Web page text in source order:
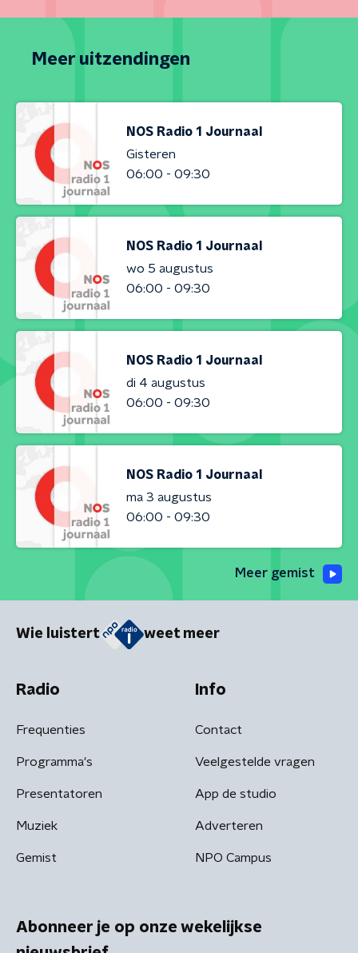
Meer uitzendingen
NOS Radio 1 Journaal
Gisteren
06:00 - 09:30
NOS Radio 1 Journaal
wo 5 augustus
06:00 - 09:30
NOS Radio 1 Journaal
di 4 augustus
06:00 - 09:30
NOS Radio 1 Journaal
ma 3 augustus
06:00 - 09:30
Meer gemist
Wie luistert weet meer
Radio
Frequenties
Programma's
Presentatoren
Muziek
Gemist
Info
Contact
Veelgestelde vragen
App de studio
Adverteren
NPO Campus
Abonneer je op onze wekelijkse